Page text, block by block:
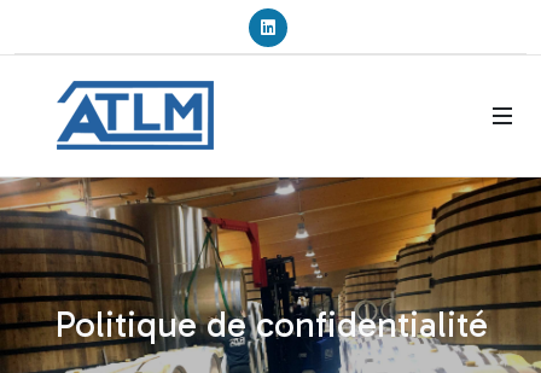
Politique de confidentialité